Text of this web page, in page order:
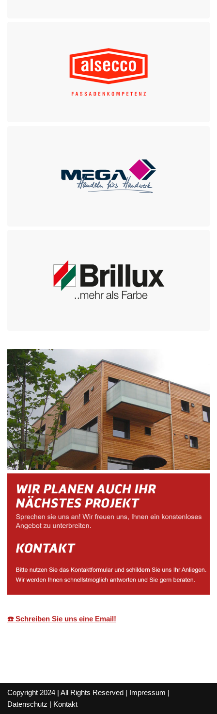
☎️ Schreiben Sie uns eine Email!
Copyright 2024 | All Rights Reserved | Impressum |
Datenschutz | Kontakt